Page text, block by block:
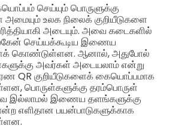
செய்யும் பொருளுக்கு
உலக நிலைக் குறியீடுகளை
அடையும். அவை கடைகளில்
செய்யக்கூடிய இணைய
கொண்டுள்ளன. ஆனால், அதுபோல்
அவர்கள் அடையலாம் என்று
QR குறியீடுகளைக் கையொப்பமாக
பொருள்களுக்கு தரம்பொருள்
இல்லாமல் இணைய தளங்களுக்கு
எளிதான பயன்பாடுகளுக்காக